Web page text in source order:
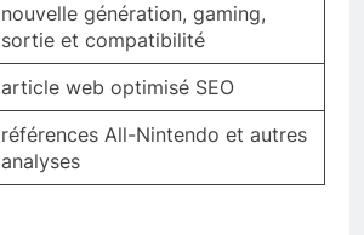
nouvelle génération, gaming,
sortie et compatibilité
article web optimisé SEO
références All-Nintendo et autres
analyses